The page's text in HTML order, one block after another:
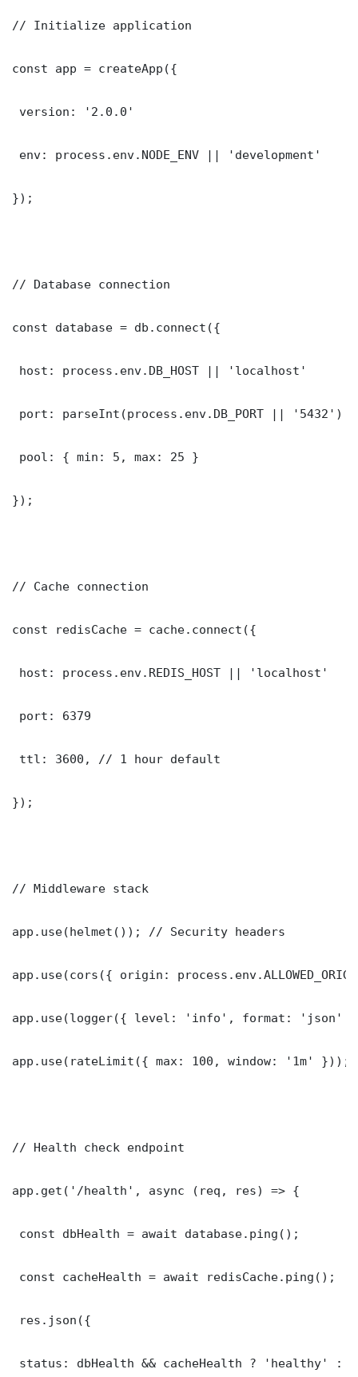
// Initialize application
const app = createApp({
version: '2.0.0'
env: process.env.NODE_ENV || 'development'
});
// Database connection
const database = db.connect({
host: process.env.DB_HOST || 'localhost'
port: parseInt(process.env.DB_PORT || '5432')
pool: { min: 5, max: 25 }
});
// Cache connection
const redisCache = cache.connect({
host: process.env.REDIS_HOST || 'localhost'
port: 6379
ttl: 3600, // 1 hour default
});
// Middleware stack
app.use(helmet()); // Security headers
app.use(cors({ origin:
app.use(logger({ level: 'info', format: 'json'
app.use(rateLimit({ max: 100, window: '1m' }));
// Health check endpoint
app.get('/health', async (req, res) => {
const dbHealth = await database.ping();
const cacheHealth = await redisCache.ping();
res.json({
status: dbHealth && cacheHealth ? 'healthy' :